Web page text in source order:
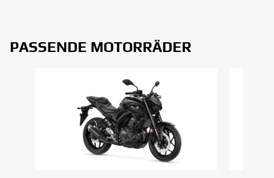
PASSENDE MOTORRÄDER